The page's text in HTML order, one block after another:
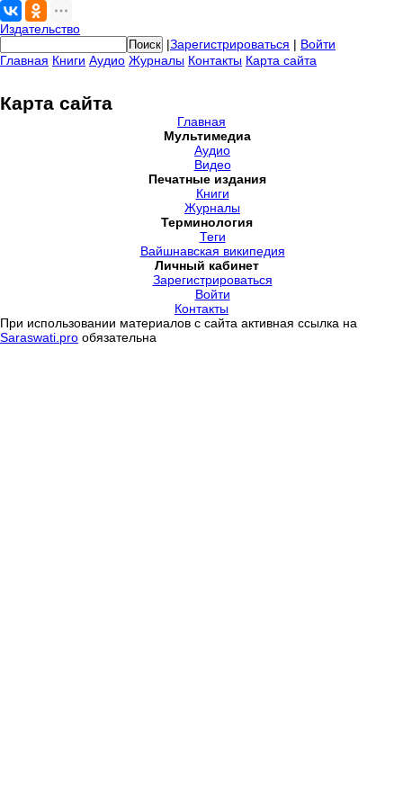
Издательство
|Зарегистрироваться | Войти
Главная Книги Аудио Журналы Контакты Карта сайта
Карта сайта
Главная
Мультимедиа
Аудио
Видео
Печатные издания
Книги
Журналы
Терминология
Теги
Вайшнавская википедия
Личный кабинет
Зарегистрироваться
Войти
Контакты
При использовании материалов с сайта активная ссылка на
Saraswati.pro обязательна